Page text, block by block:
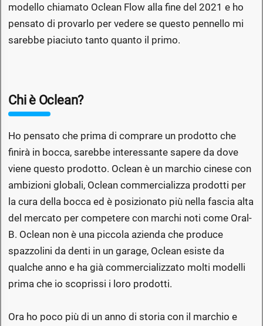
modello chiamato Oclean Flow alla fine del 2021 e ho
pensato di provarlo per vedere se questo pennello mi
sarebbe piaciuto tanto quanto il primo.
Chi è Oclean?
Ho pensato che prima di comprare un prodotto che
finirà in bocca, sarebbe interessante sapere da dove
viene questo prodotto. Oclean è un marchio cinese con
ambizioni globali, Oclean commercializza prodotti per
la cura della bocca ed è posizionato più nella fascia alta
del mercato per competere con marchi noti come Oral-
B. Oclean non è una piccola azienda che produce
spazzolini da denti in un garage, Oclean esiste da
qualche anno e ha già commercializzato molti modelli
prima che io scoprissi i loro prodotti.
Ora ho poco più di un anno di storia con il marchio e